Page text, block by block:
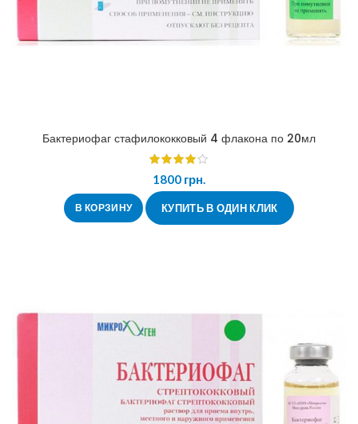
Бактериофаг стафилококковый 4 флакона по 20мл
1800 грн.
В КОРЗИНУ КУПИТЬ В ОДИН КЛИК